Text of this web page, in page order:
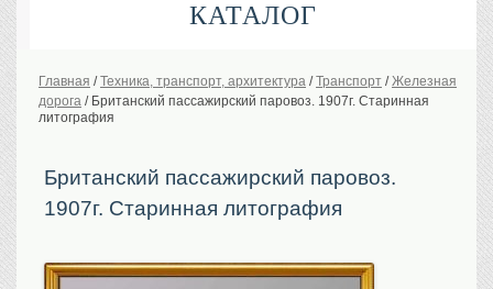
КАТАЛОГ
История Российской империи. Обычаи
Портреты царской семьи
Москва
Главная /Техника, транспорт, архитектура /Транспорт /Железная
дорога / Британский пассажирский паровоз. 1907г. Старинная
литография
Британский пассажирский паровоз.
1907г. Старинная литография